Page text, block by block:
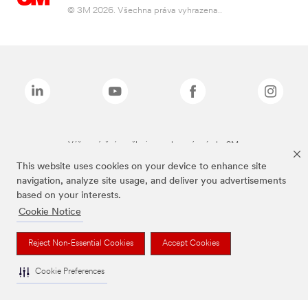
This website uses cookies on your device to enhance site
navigation, analyze site usage, and deliver you advertisements
based on your interests.
Cookie Notice
Reject Non-Essential Cookies Accept Cookies
Cookie Preferences
© 3M 2026. Všechna práva vyhrazena..
Výše zmíněné značky jsou ochranné známky 3M.